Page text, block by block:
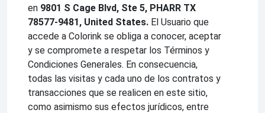
en 9801 S Cage Blvd, Ste 5, PHARR TX
78577-9481, United States. El Usuario que
accede a Colorink se obliga a conocer, aceptar
y se compromete a respetar los Términos y
Condiciones Generales. En consecuencia,
todas las visitas y cada uno de los contratos y
transacciones que se realicen en este sitio,
como asimismo sus efectos jurídicos, entre